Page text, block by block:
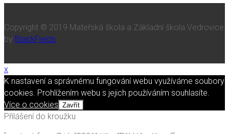
Copyright © 2019 Mateřská škola a Základní škola Vedrovice
by BlackFields
x
K nastavení a správnému fungování webu využíváme soubory
cookies. Prohlížením webu s jejich používáním souhlasíte.
Více o cookies Zavřít
Přilášení do kroužku